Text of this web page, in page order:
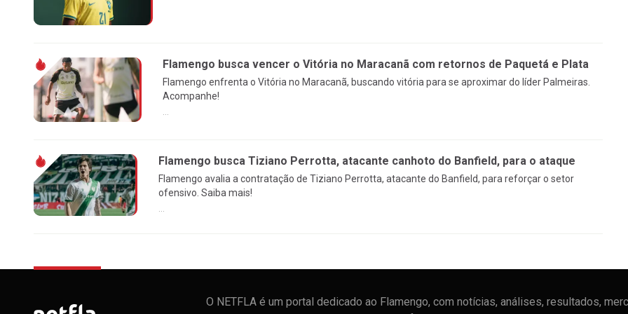
Flamengo busca vencer o Vitória no Maracanã com retornos de Paquetá e Plata
Flamengo enfrenta o Vitória no Maracanã, buscando vitória para se aproximar do líder Palmeiras.
Acompanhe!
...
Flamengo busca Tiziano Perrotta, atacante canhoto do Banfield, para o ataque
Flamengo avalia a contratação de Tiziano Perrotta, atacante do Banfield, para reforçar o setor
ofensivo. Saiba mais!
...
O NETFLA é um portal dedicado ao Flamengo, com notícias, análises, resultados,